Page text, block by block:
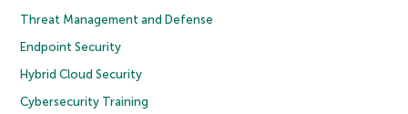
Threat Management and Defense
Endpoint Security
Hybrid Cloud Security
Cybersecurity Training